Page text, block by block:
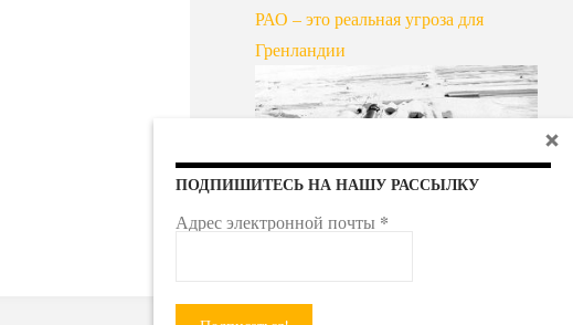
РАО – это реальная угроза для
Гренландии
ПОДПИШИТЕСЬ НА НАШУ РАССЫЛКУ
Адрес электронной почты *